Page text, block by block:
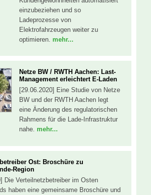
einzubeziehen und so
Ladeprozesse von
Elektrofahrzeugen weiter zu
optimieren. mehr...
Netze BW / RWTH Aachen: Last-
Management erleichtert E-Laden
[29.06.2020] Eine Studie von Netze
BW und der RWTH Aachen legt
eine Änderung des regulatorischen
Rahmens für die Lade-Infrastruktur
nahe. mehr...
Ost: Broschüre zu
Region
Die Verteilnetzbetreiber im Osten
haben eine gemeinsame Broschüre und